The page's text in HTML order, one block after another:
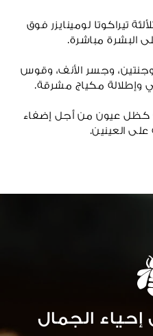
تيراكوتا لومينايزر فوق
البشرة مباشرة.
وجسر الأنف، وقوس
وإطلالة مكياج مشرقة.
عيون من أجل إضفاء
العينين.
الجمال